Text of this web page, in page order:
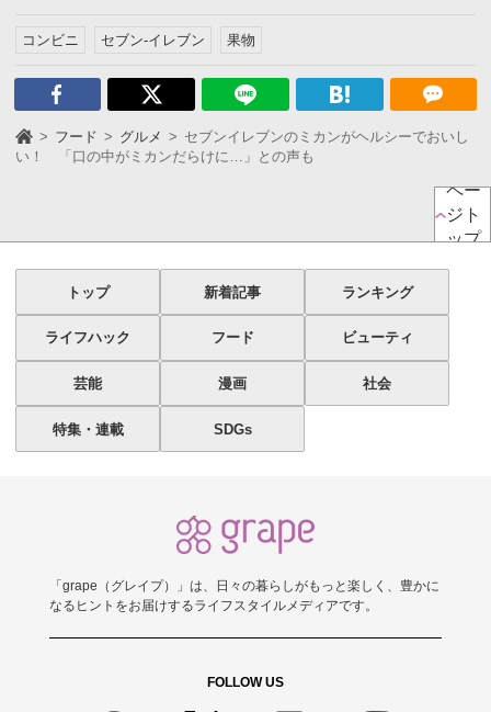
コンビニ セブン-イレブン 果物
フード グルメ
セブンイレブンのミカンがヘルシーでおいし
い！ 「口の中がミカンだらけに…」との声も
ペー
ジト
ップ
トップ 新着記事 ランキング
ライフハック フード ビューティ
芸能 漫画 社会
特集・連載 SDGs
「grape（グレイプ）」は、日々の暮らしがもっと楽しく、豊かに
なるヒントをお届けするライフスタイルメディアです。
FOLLOW US